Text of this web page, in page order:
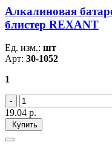
Алкалиновая
блистер REXANT
Ед. изм.: шт
Арт: 30-1052
1
19.04 р.
Купить